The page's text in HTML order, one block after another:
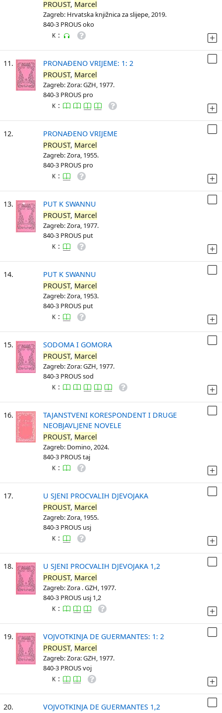
PROUST, Marcel
Zagreb: Hrvatska knjižnica za slijepe, 2019.
840-3 PROUS oko
K :
11.
PRONAĐENO VRIJEME: 1: 2
PROUST, Marcel
Zagreb: Zora: GZH, 1977.
840-3 PROUS pro
K :
12.
PRONAĐENO VRIJEME
PROUST, Marcel
Zagreb: Zora, 1955.
840-3 PROUS pro
K :
13.
PUT K SWANNU
PROUST, Marcel
Zagreb: Zora, 1977.
840-3 PROUS put
K :
14.
PUT K SWANNU
PROUST, Marcel
Zagreb: Zora, 1953.
840-3 PROUS put
K :
15.
SODOMA I GOMORA
PROUST, Marcel
Zagreb: Zora: GZH, 1977.
840-3 PROUS sod
K :
16.
TAJANSTVENI KORESPONDENT I DRUGE
NEOBJAVLJENE NOVELE
PROUST, Marcel
Zagreb: Domino, 2024.
840-3 PROUS taj
K :
17.
U SJENI PROCVALIH DJEVOJAKA
PROUST, Marcel
Zagreb: Zora, 1955.
840-3 PROUS usj
K :
18.
U SJENI PROCVALIH DJEVOJAKA 1,2
PROUST, Marcel
Zagreb: Zora . GZH, 1977.
840-3 PROUS usj 1,2
K :
19.
VOJVOTKINJA DE GUERMANTES: 1: 2
PROUST, Marcel
Zagreb: Zora: GZH, 1977.
840-3 PROUS voj
K :
20.
VOJVOTKINJA DE GUERMANTES 1,2